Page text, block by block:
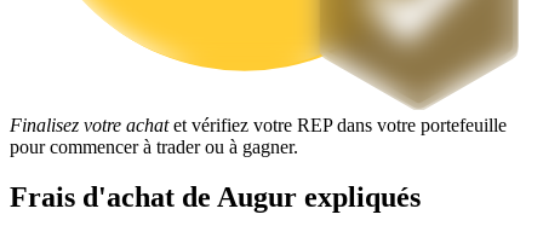
Staking flexible pour gagner des jetons populaires
Finalisez votre achatet vérifiez votre REP dans votre portefeuille
pour commencer à trader ou à gagner.
Frais d'achat de Augur expliqués